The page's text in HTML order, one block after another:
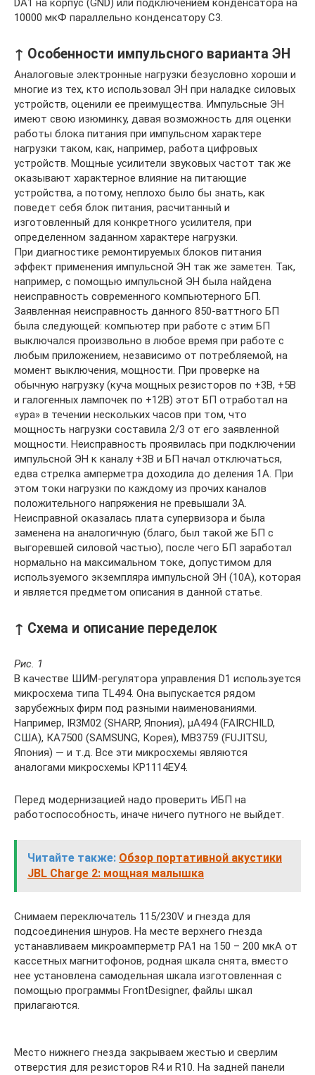
DА1 на корпус (GND) или подключением конденсатора на
10000 мкФ параллельно конденсатору С3.
↑ Особенности импульсного варианта ЭН
Аналоговые электронные нагрузки безусловно хороши и
многие из тех, кто использовал ЭН при наладке силовых
устройств, оценили ее преимущества. Импульсные ЭН
имеют свою изюминку, давая возможность для оценки
работы блока питания при импульсном характере
нагрузки таком, как, например, работа цифровых
устройств. Мощные усилители звуковых частот так же
оказывают характерное влияние на питающие
устройства, а потому, неплохо было бы знать, как
поведет себя блок питания, расчитанный и
изготовленный для конкретного усилителя, при
определенном заданном характере нагрузки.
При диагностике ремонтируемых блоков питания
эффект применения импульсной ЭН так же заметен. Так,
например, с помощью импульсной ЭН была найдена
неисправность современного компьютерного БП.
Заявленная неисправность данного 850-ваттного БП
была следующей: компьютер при работе с этим БП
выключался произвольно в любое время при работе с
любым приложением, независимо от потребляемой, на
момент выключения, мощности. При проверке на
обычную нагрузку (куча мощных резисторов по +3В, +5В
и галогенных лампочек по +12В) этот БП отработал на
«ура» в течении нескольких часов при том, что
мощность нагрузки составила 2/3 от его заявленной
мощности. Неисправность проявилась при подключении
импульсной ЭН к каналу +3В и БП начал отключаться,
едва стрелка амперметра доходила до деления 1А. При
этом токи нагрузки по каждому из прочих каналов
положительного напряжения не превышали 3А.
Неисправной оказалась плата супервизора и была
заменена на аналогичную (благо, был такой же БП с
выгоревшей силовой частью), после чего БП заработал
нормально на максимальном токе, допустимом для
используемого экземпляра импульсной ЭН (10А), которая
и является предметом описания в данной статье.
↑ Схема и описание переделок
Рис. 1
В качестве ШИМ-регулятора управления D1 используется
микросхема типа TL494. Она выпускается рядом
зарубежных фирм под разными наименованиями.
Например, IR3M02 (SHARP, Япония), µА494 (FAIRCHILD,
США), КА7500 (SAMSUNG, Корея), МВ3759 (FUJITSU,
Япония) — и т.д. Все эти микросхемы являются
аналогами микросхемы КР1114ЕУ4.
Перед модернизацией надо проверить ИБП на
работоспособность, иначе ничего путного не выйдет.
Читайте также: Обзор портативной акустики
JBL Charge 2: мощная малышка
Снимаем переключатель 115/230V и гнезда для
подсоединения шнуров. На месте верхнего гнезда
устанавливаем микроамперметр РА1 на 150 – 200 мкА от
кассетных магнитофонов, родная шкала снята, вместо
нее установлена самодельная шкала изготовленная с
помощью программы FrontDesigner, файлы шкал
прилагаются.
Место нижнего гнезда закрываем жестью и сверлим
отверстия для резисторов R4 и R10. На задней панели